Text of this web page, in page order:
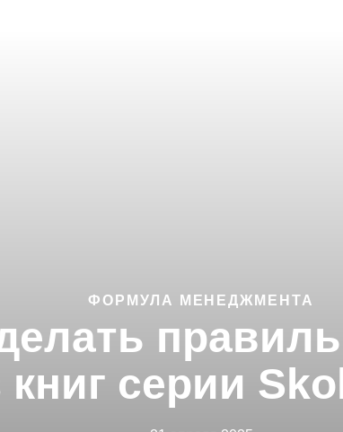
ФОРМУЛА МЕНЕДЖМЕНТА
книг серии